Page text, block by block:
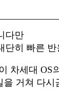
다만
히 빠른
차세대 OS
거쳐 다